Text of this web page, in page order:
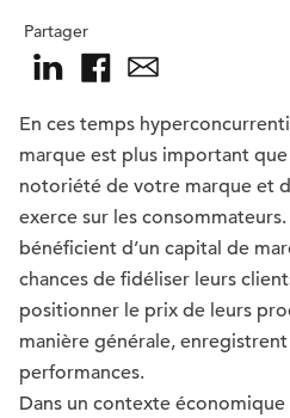
Partager
En ces temps
marque est plus important que
notoriété de votre marque et
exerce sur les
bénéficient d’un capital de
chances de fidéliser leurs
positionner le prix de leurs
manière générale,
performances.
Dans un contexte